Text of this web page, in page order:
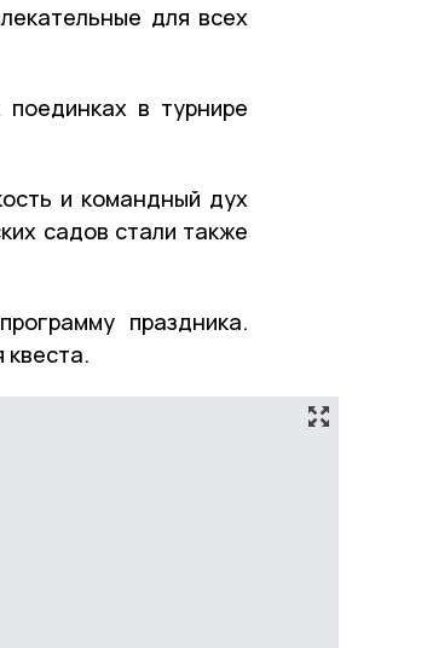
для всех
в турнире
и командный дух
садов стали также
праздника.
квеста.